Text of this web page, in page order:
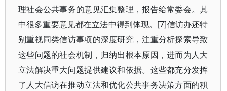
理社会公共事务的意见汇集整理，报告给常委会。其
中很多重要意见都在立法中得到体现。[7]信访办还特
别重视同类信访事项的深度研究，注重分析探索导致
这些问题的社会机制，归纳出根本原因，进而为人大
立法解决重大问题提供建议和依据。这些都充分发挥
了人大信访在推动立法和优化公共事务决策方面的积